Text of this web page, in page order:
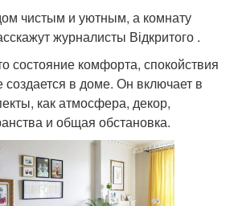
чистым и уютным, а комнату
журналисты Відкритого .
комфорта, спокойствия
создается в доме. Он включает в
как атмосфера, декор,
и общая обстановка.